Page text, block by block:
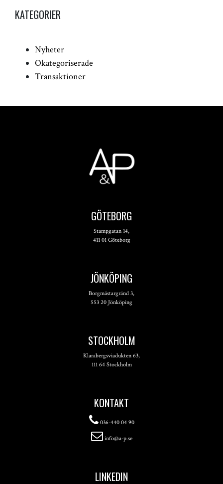
KATEGORIER
Nyheter
Okategoriserade
Transaktioner
GÖTEBORG
Stampgatan 14,
411 01 Göteborg
JÖNKÖPING
Borgmästargränd 3,
553 20 Jönköping
STOCKHOLM
Klarabergsviadukten 63,
111 64 Stockholm
KONTAKT
036-440 04 90
info@a-p.se
LINKEDIN